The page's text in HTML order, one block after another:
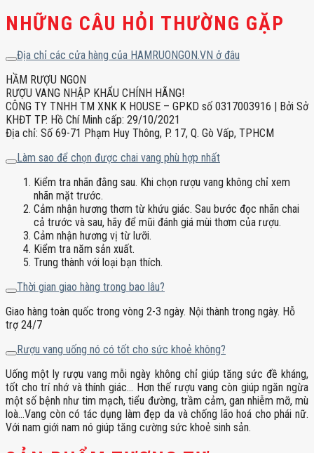
NHỮNG CÂU HỎI THƯỜNG GẶP
Địa chỉ các cửa hàng của HAMRUONGON.VN ở đâu
HẦM RƯỢU NGON
RƯỢU VANG NHẬP KHẨU CHÍNH HÃNG!
CÔNG TY TNHH TM XNK K HOUSE – GPKD số 0317003916 | Bởi Sở
KHĐT TP. Hồ Chí Minh cấp: 29/10/2021
Địa chỉ: Số 69-71 Phạm Huy Thông, P. 17, Q. Gò Vấp, TPHCM
Làm sao để chọn được chai vang phù hợp nhất
Kiểm tra nhãn đằng sau. Khi chọn rượu vang không chỉ xem
nhãn mặt trước.
Cảm nhận hương thơm từ khứu giác. Sau bước đọc nhãn chai
cả trước và sau, hãy để mũi đánh giá mùi thơm của rượu.
Cảm nhận hương vị từ lưỡi.
Kiểm tra năm sản xuất.
Trung thành với loại bạn thích.
Thời gian giao hàng trong bao lâu?
Giao hàng toàn quốc trong vòng 2-3 ngày. Nội thành trong ngày. Hỗ
trợ 24/7
Rượu vang uống nó có tốt cho sức khoẻ không?
Uống một ly rượu vang mỗi ngày không chỉ giúp tăng sức đề kháng,
tốt cho trí nhớ và thính giác… Hơn thế rượu vang còn giúp ngăn ngừa
một số bệnh như tim mạch, tiểu đường, trầm cảm, gan nhiễm mỡ, mù
loà…Vang còn có tác dụng làm đẹp da và chống lão hoá cho phái nữ.
Với nam giới nam nó giúp tăng cường sức khoẻ sinh sản.